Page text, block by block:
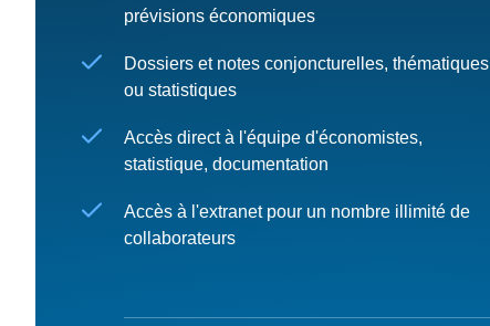
prévisions économiques
Dossiers et notes conjoncturelles, thématiques
ou statistiques
Accès direct à l'équipe d'économistes,
statistique, documentation
Accès à l'extranet pour un nombre illimité de
collaborateurs